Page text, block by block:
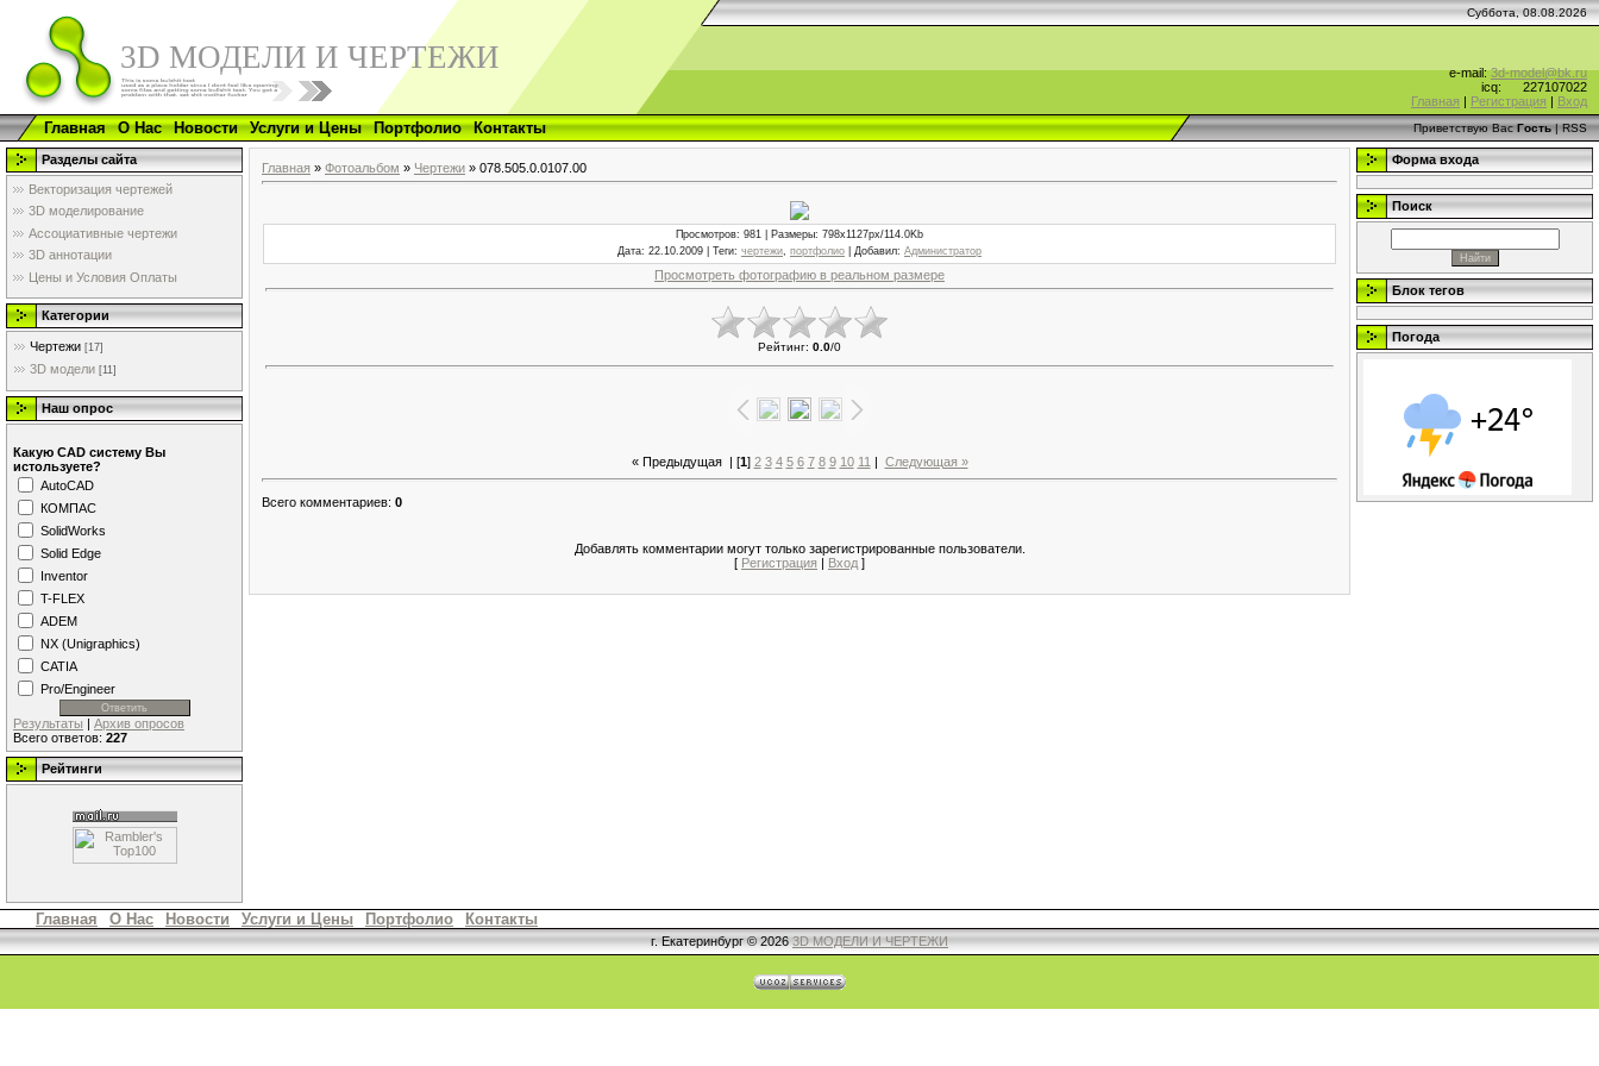
Суббота, 08.08.2026
3D МОДЕЛИ И ЧЕРТЕЖИ e-mail:3d-model@bk.ru
icq:
227107022
Главная | Регистрация | Вход
Главная О Нас Новости Услуги и Цены Портфолио Контакты Приветствую Вас Гость|RSS
Разделы сайта
Векторизация чертежей
3D моделирование
Ассоциативные чертежи
3D аннотации
Цены и Условия Оплаты
Категории
Чертежи [17]
3D модели [11]
Наш опрос
Какую CAD систему Вы
истользуете?
AutoCAD
КОМПАС
SolidWorks
Solid Edge
Inventor
T-FLEX
ADEM
NX (Unigraphics)
CATIA
Pro/Engineer
Результаты | Архив опросов
Всего ответов: 227
Рейтинги
Главная » Фотоальбом » Чертежи » 078.505.0.0107.00
Просмотров: 981 | Размеры: 798x1127px/114.0Kb
Дата: 22.10.2009 | Теги: чертежи портфолио Добавил: Администратор
Просмотреть фотографию в реальном размере
Рейтинг: 0.0/0
« Предыдущая| [1] 2 3 4 5 6 7 8 9 10 11 | Следующая »
Всего комментариев: 0
Добавлять комментарии могут только зарегистрированные пользователи.
[ Регистрация Вход ]
Форма входа
Поиск
Блок тегов
Погода
Главная О Нас Новости Услуги и Цены Портфолио Контакты
г. Екатеринбург © 2026 3D МОДЕЛИ И ЧЕРТЕЖИ